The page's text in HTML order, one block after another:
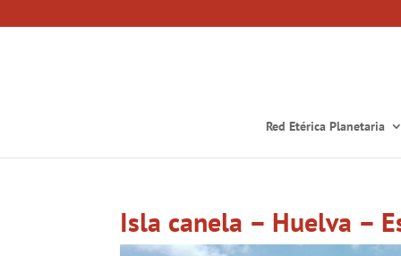
Red Etérica Planetaria
Isla canela – Huelva –